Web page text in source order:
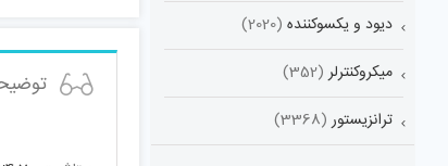
دیود و یکسوکننده (2020)
میکروکنترلر (352)
ترانزیستور (3368)